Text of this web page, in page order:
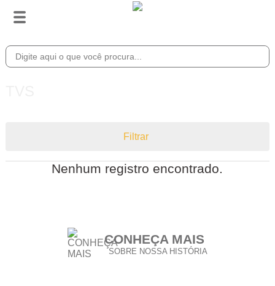
Filtrar
Nenhum registro encontrado.
CONHEÇA MAIS
SOBRE NOSSA HISTÓRIA